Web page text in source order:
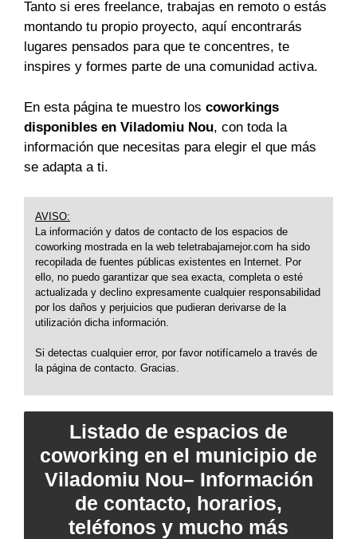
Tanto si eres freelance, trabajas en remoto o estás
montando tu propio proyecto, aquí encontrarás
lugares pensados para que te concentres, te
inspires y formes parte de una comunidad activa.
En esta página te muestro los coworkings
disponibles en Viladomiu Nou, con toda la
información que necesitas para elegir el que más
se adapta a ti.
AVISO:
La información y datos de contacto de los espacios de
coworking mostrada en la web teletrabajamejor.com ha sido
recopilada de fuentes públicas existentes en Internet. Por
ello, no puedo garantizar que sea exacta, completa o esté
actualizada y declino expresamente cualquier responsabilidad
por los daños y perjuicios que pudieran derivarse de la
utilización dicha información.
Si detectas cualquier error, por favor notifícamelo a través de
la página de contacto. Gracias.
Listado de espacios de
coworking en el municipio de
Viladomiu Nou– Información
de contacto, horarios,
teléfonos y mucho más